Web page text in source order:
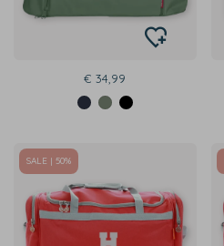
€ 34,99
SALE | 50%